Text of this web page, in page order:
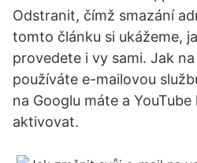
Odstranit, čímž smazání
tomto článku si ukážeme,
provedete i vy sami. Jak
používáte e-mailovou
na Googlu máte a
aktivovat.